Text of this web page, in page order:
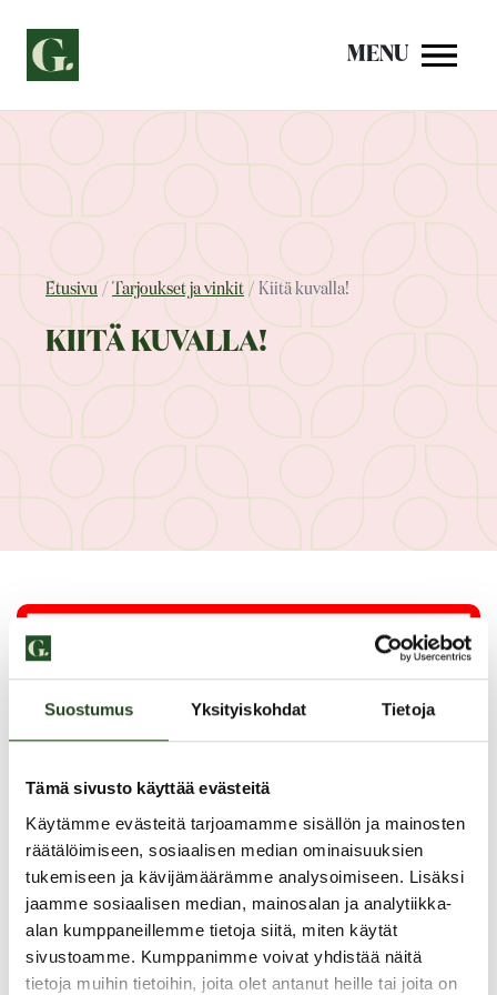
Suostumus Yksityiskohdat Tietoja
Tämä sivusto käyttää evästeitä
Käytämme evästeitä tarjoamamme sisällön ja mainosten
räätälöimiseen, sosiaalisen median ominaisuuksien
tukemiseen ja kävijämäärämme analysoimiseen. Lisäksi
jaamme sosiaalisen median, mainosalan ja analytiikka-
alan kumppaneillemme tietoja siitä, miten käytät
sivustoamme. Kumppanimme voivat yhdistää näitä
tietoja muihin tietoihin, joita olet antanut heille tai joita on
sisältöön
MENU
Etusivu Tarjoukset ja vinkit Kiitä kuvalla!
KIITÄ KUVALLA!
PAHOITTELUT, TARJOUS EI OLE ENÄÄ VOIMASSA